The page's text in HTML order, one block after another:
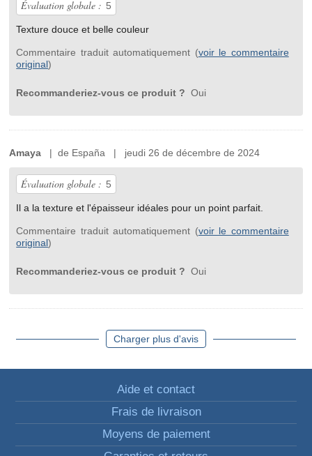
Évaluation globale : 5
Texture douce et belle couleur
Commentaire traduit automatiquement (voir le commentaire
original)
Recommanderiez-vous ce produit ? Oui
Amaya | de España | jeudi 26 de décembre de 2024
Évaluation globale : 5
Il a la texture et l'épaisseur idéales pour un point parfait.
Commentaire traduit automatiquement (voir le commentaire
original)
Recommanderiez-vous ce produit ? Oui
Charger plus d'avis
Aide et contact
Frais de livraison
Moyens de paiement